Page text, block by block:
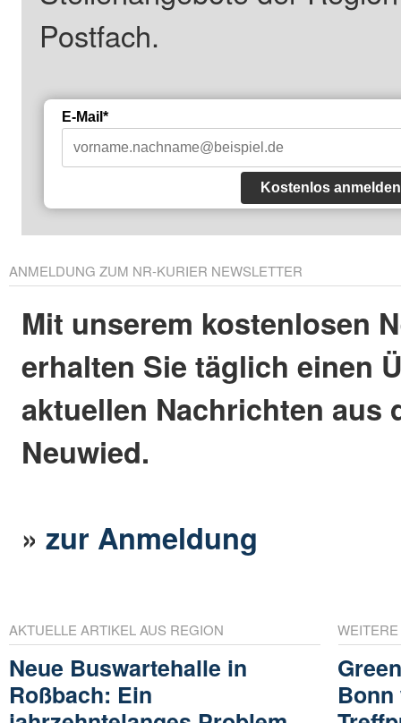
Postfach.
E-Mail*
Kostenlos anmelden
ANMELDUNG ZUM NR-KURIER NEWSLETTER
Mit unserem kostenlosen
erhalten Sie täglich einen
aktuellen Nachrichten aus
Neuwied.
»zur Anmeldung
AKTUELLE ARTIKEL AUS REGION
Neue Buswartehalle in
Roßbach: Ein